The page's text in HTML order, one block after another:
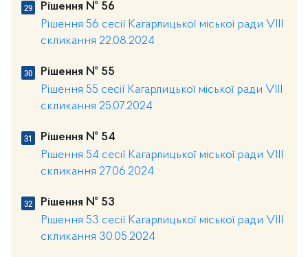
Рішення № 56
Рішення 56 сесії Кагарлицької міської ради VIII
скликання 22.08.2024
Рішення № 55
Рішення 55 сесії Кагарлицької міської ради VIII
скликання 25.07.2024
Рішення № 54
Рішення 54 сесії Кагарлицької міської ради VIII
скликання 27.06.2024
Рішення № 53
Рішення 53 сесії Кагарлицької міської ради VIII
скликання 30.05.2024